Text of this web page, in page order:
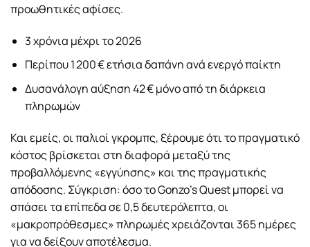
προωθητικές αφίσες.
3 χρόνια μέχρι το 2026
Περίπου 1 200 € ετήσια δαπάνη ανά ενεργό παίκτη
Δυσανάλογη αύξηση 42 € μόνο από τη διάρκεια
πληρωμών
Και εμείς, οι παλιοί γκρομπς, ξέρουμε ότι το πραγματικό
κόστος βρίσκεται στη διαφορά μεταξύ της
προβαλλόμενης «εγγύησης» και της πραγματικής
απόδοσης. Σύγκριση: όσο το Gonzo’s Quest μπορεί να
σπάσει τα επίπεδα σε 0,5 δευτερόλεπτα, οι
«μακροπρόθεσμες» πληρωμές χρειάζονται 365 ημέρες
για να δείξουν αποτέλεσμα.